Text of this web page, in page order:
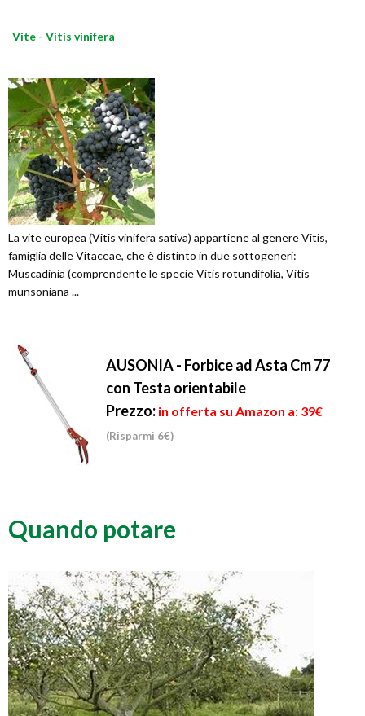
Vite - Vitis vinifera
La vite europea (Vitis vinifera sativa) appartiene al genere Vitis,
famiglia delle Vitaceae, che è distinto in due sottogeneri:
Muscadinia (comprendente le specie Vitis rotundifolia, Vitis
munsoniana ...
AUSONIA - Forbice ad Asta Cm 77
con Testa orientabile
Prezzo: in offerta su Amazon a: 39€
(Risparmi 6€)
Quando potare